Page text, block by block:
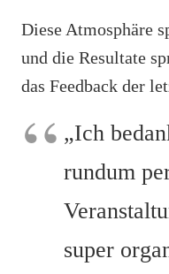
Diese Atmosphäre
und die Resultate
das Feedback der
„Ich
rundum
super